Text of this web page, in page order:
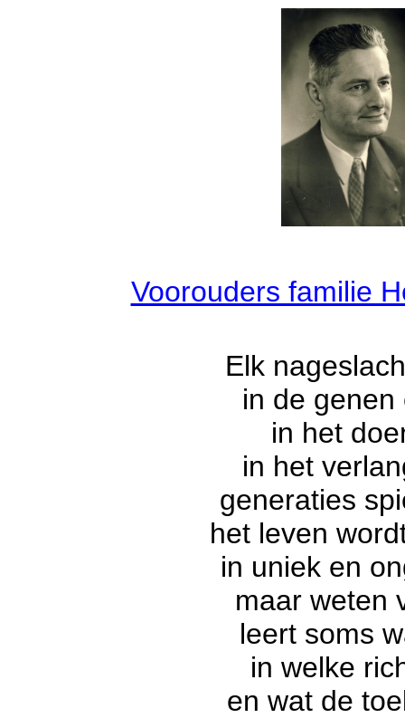
Voorouders familie
Elk
in de
in het
in het
generaties
het leven
in uniek en
maar weten
leert soms
in welke
en wat de